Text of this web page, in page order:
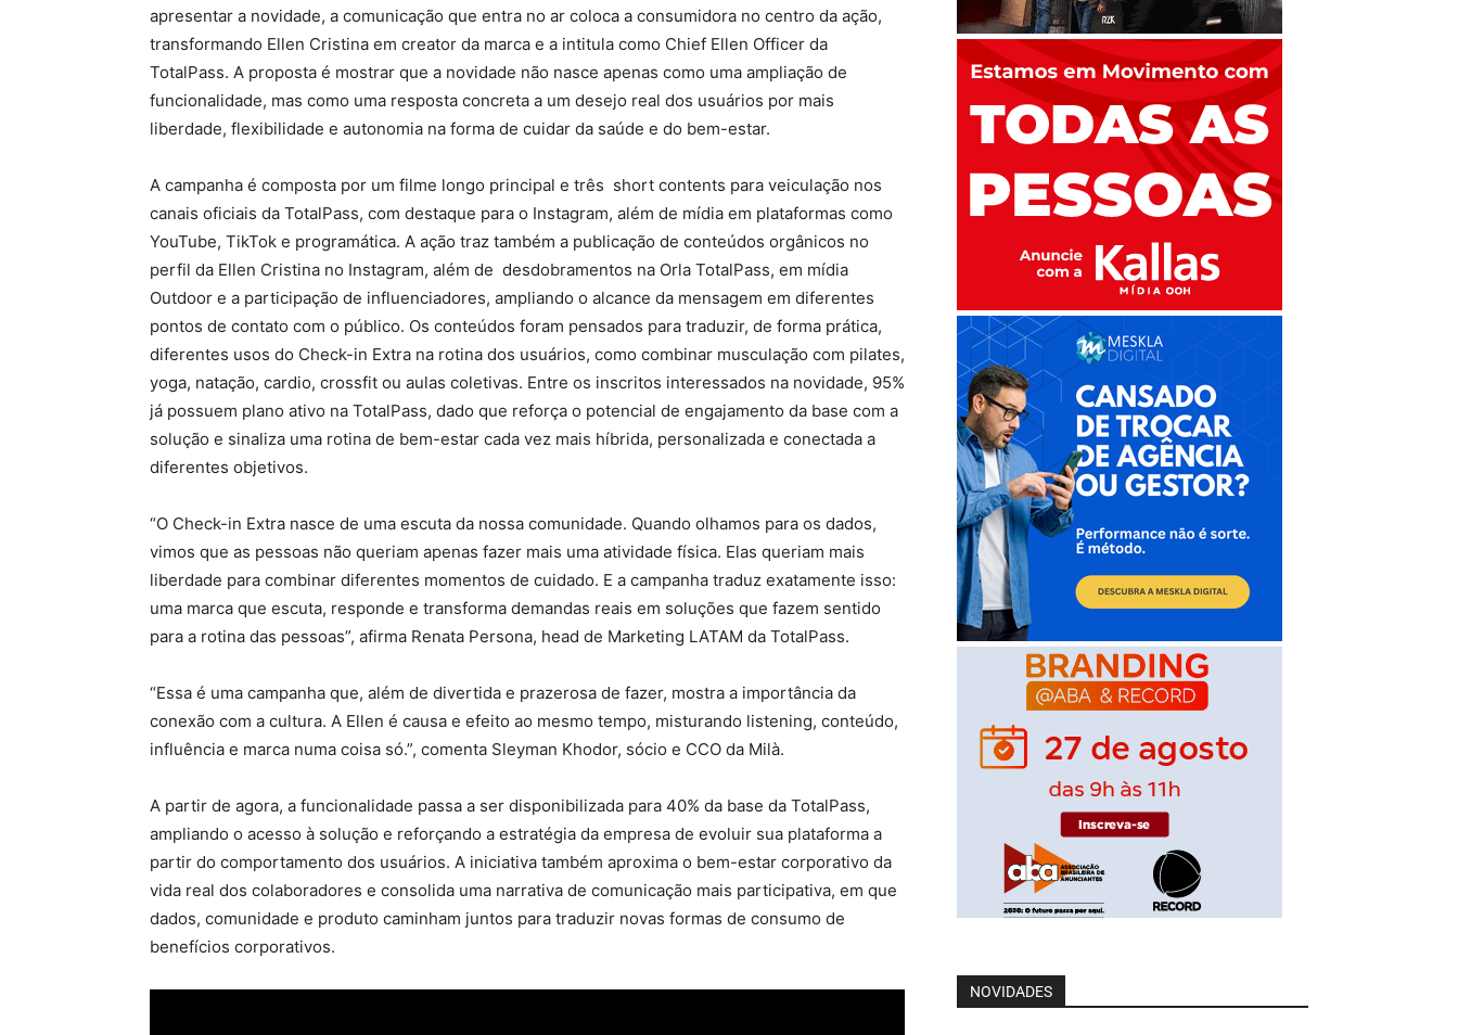
apresentar a novidade, a comunicação que entra no ar coloca a consumidora no centro da ação,
transformando Ellen Cristina em creator da marca e a intitula como Chief Ellen Officer da
TotalPass. A proposta é mostrar que a novidade não nasce apenas como uma ampliação de
funcionalidade, mas como uma resposta concreta a um desejo real dos usuários por mais
liberdade, flexibilidade e autonomia na forma de cuidar da saúde e do bem-estar.
A campanha é composta por um filme longo principal e três short contents para veiculação nos
canais oficiais da TotalPass, com destaque para o Instagram, além de mídia em plataformas como
YouTube, TikTok e programática. A ação traz também a publicação de conteúdos orgânicos no
perfil da Ellen Cristina no Instagram, além de desdobramentos na Orla TotalPass, em mídia
Outdoor e a participação de influenciadores, ampliando o alcance da mensagem em diferentes
pontos de contato com o público. Os conteúdos foram pensados para traduzir, de forma prática,
diferentes usos do Check-in Extra na rotina dos usuários, como combinar musculação com pilates,
yoga, natação, cardio, crossfit ou aulas coletivas. Entre os inscritos interessados na novidade, 95%
já possuem plano ativo na TotalPass, dado que reforça o potencial de engajamento da base com a
solução e sinaliza uma rotina de bem-estar cada vez mais híbrida, personalizada e conectada a
diferentes objetivos.
“O Check-in Extra nasce de uma escuta da nossa comunidade. Quando olhamos para os dados,
vimos que as pessoas não queriam apenas fazer mais uma atividade física. Elas queriam mais
liberdade para combinar diferentes momentos de cuidado. E a campanha traduz exatamente isso:
uma marca que escuta, responde e transforma demandas reais em soluções que fazem sentido
para a rotina das pessoas”, afirma Renata Persona, head de Marketing LATAM da TotalPass.
“Essa é uma campanha que, além de divertida e prazerosa de fazer, mostra a importância da
conexão com a cultura. A Ellen é causa e efeito ao mesmo tempo, misturando listening, conteúdo,
influência e marca numa coisa só.”, comenta Sleyman Khodor, sócio e CCO da Milà.
A partir de agora, a funcionalidade passa a ser disponibilizada para 40% da base da TotalPass,
ampliando o acesso à solução e reforçando a estratégia da empresa de evoluir sua plataforma a
partir do comportamento dos usuários. A iniciativa também aproxima o bem-estar corporativo da
vida real dos colaboradores e consolida uma narrativa de comunicação mais participativa, em que
dados, comunidade e produto caminham juntos para traduzir novas formas de consumo de
benefícios corporativos.
NOVIDADES